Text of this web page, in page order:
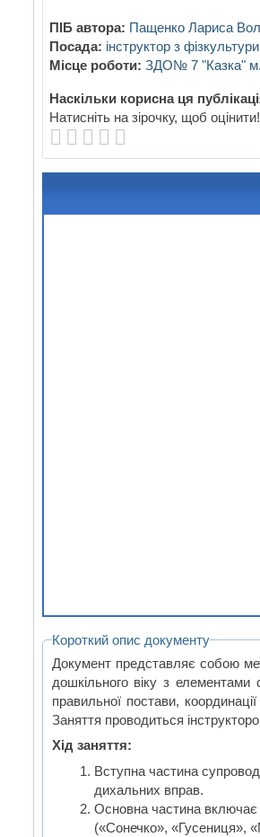
ПІБ автора: Пащенко Лариса
Посада: інструктор з фізкультури
Місце роботи: ЗДО№ 7 "Казка"
Наскільки корисна ця
Натисніть на зірочку, щоб оцінити!
Короткий опис документу
Документ представляє собою
дошкільного віку з елементами
правильної постави,
Заняття проводиться
Хід заняття:
Вступна частина
дихальних вправ.
Основна частина включає
(«Сонечко», «Гусениця»,